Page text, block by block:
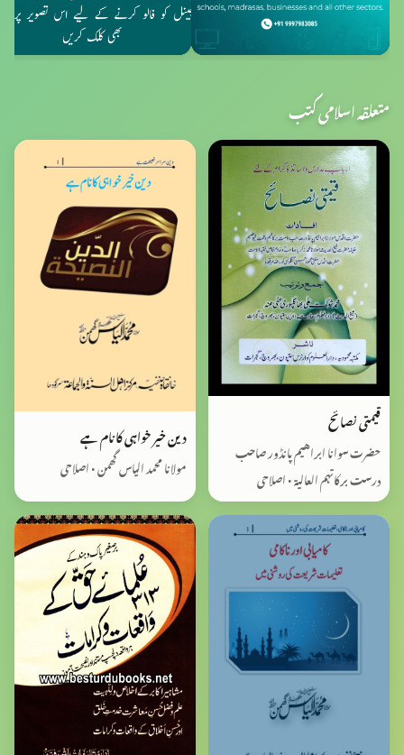
متعلقہ اسلامی کتب
قیمتی نصائح
حضرت سوانا ابراهيم پانڈور صاحب
درست برکاتہم العالية • اصلاحی
دین خیر خواہی کا نام ہے
مولانا محمد الیاس گھمن • اصلاحی